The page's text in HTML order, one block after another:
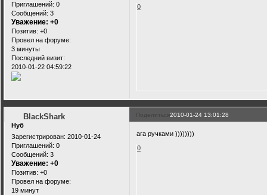
Приглашений: 0
Сообщений: 3
Уважение: +0
Позитив: +0
Провел на форуме:
3 минуты
Последний визит:
2010-01-22 04:59:22
0
Поделиться2010-01-24 13:01:28
BlackShark
Нуб
Зарегистрирован: 2010-01-24
Приглашений: 0
Сообщений: 3
Уважение: +0
Позитив: +0
Провел на форуме:
19 минут
ага ручками ))))))))
0